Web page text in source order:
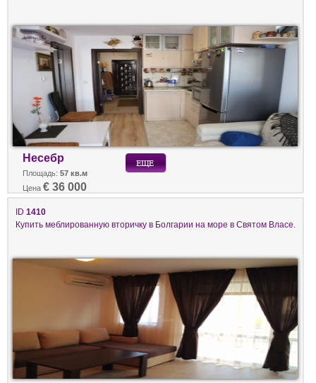
Несебр
Площадь: 57 кв.м
Цена € 36 000
ID 1410
Купить меблированную вторичку в Болгарии на море в Святом Власе.